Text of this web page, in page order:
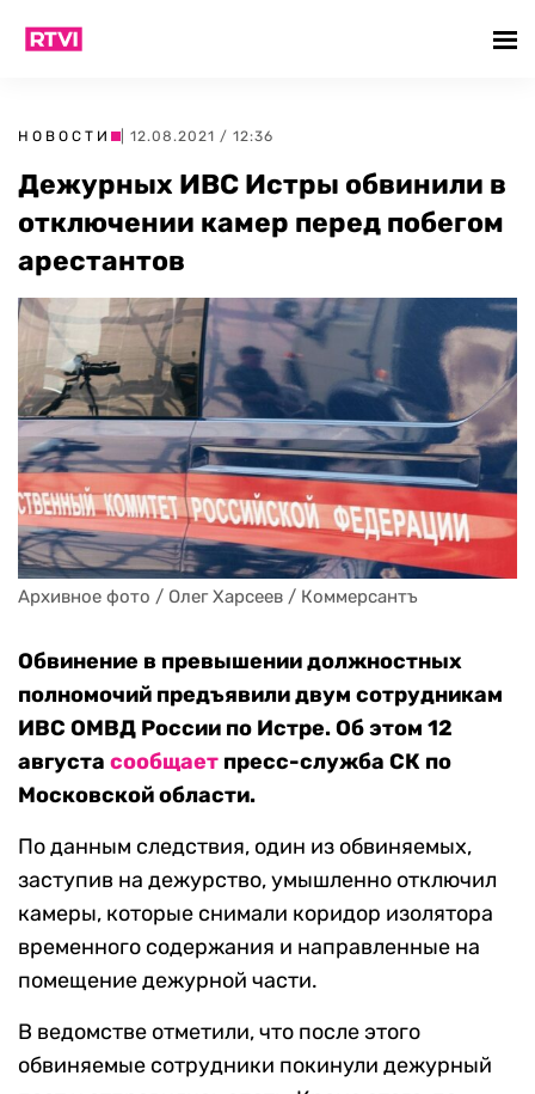
НОВОСТИ | 12.08.2021 / 12:36
Дежурных ИВС Истры обвинили в
отключении камер перед побегом
арестантов
Архивное фото / Олег Харсеев / Коммерсантъ
Обвинение в превышении должностных
полномочий предъявили двум сотрудникам
ИВС ОМВД России по Истре. Об этом 12
августа сообщает пресс-служба СК по
Московской области.
По данным следствия, один из обвиняемых,
заступив на дежурство, умышленно отключил
камеры, которые снимали коридор изолятора
временного содержания и направленные на
помещение дежурной части.
В ведомстве отметили, что после этого
обвиняемые сотрудники покинули дежурный